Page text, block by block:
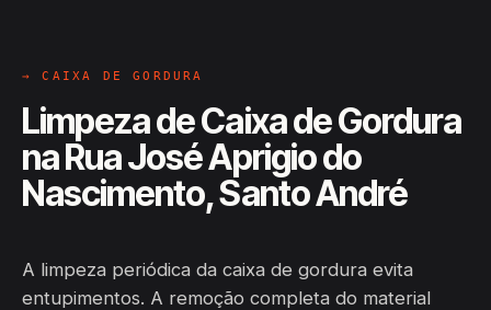
→ CAIXA DE GORDURA
Limpeza de Caixa de Gordura
na Rua José Aprigio do
Nascimento, Santo André
A limpeza periódica da caixa de gordura evita
entupimentos. A remoção completa do material